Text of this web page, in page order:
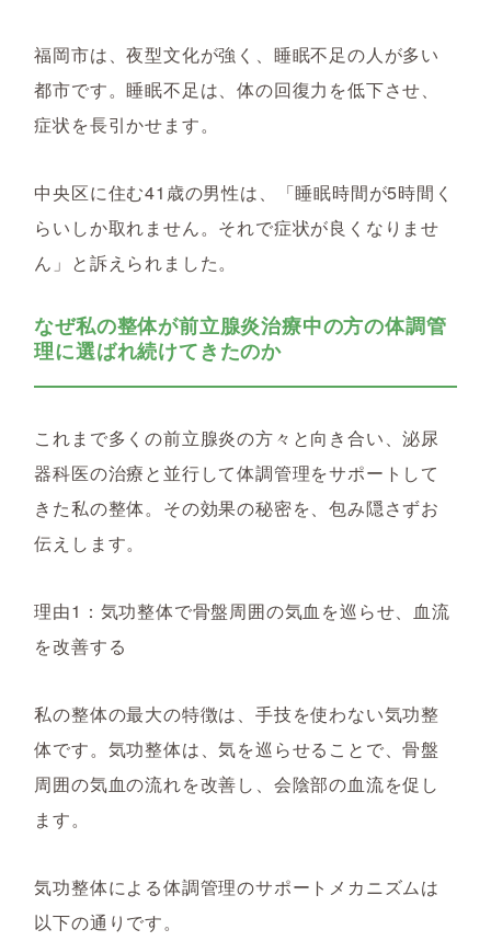
福岡市は、夜型文化が強く、睡眠不足の人が多い
都市です。睡眠不足は、体の回復力を低下させ、
症状を長引かせます。
中央区に住む41歳の男性は、「睡眠時間が5時間く
らいしか取れません。それで症状が良くなりませ
ん」と訴えられました。
なぜ私の整体が前立腺炎治療中の方の体調管
理に選ばれ続けてきたのか
これまで多くの前立腺炎の方々と向き合い、泌尿
器科医の治療と並行して体調管理をサポートして
きた私の整体。その効果の秘密を、包み隠さずお
伝えします。
理由1：気功整体で骨盤周囲の気血を巡らせ、血流
を改善する
私の整体の最大の特徴は、手技を使わない気功整
体です。気功整体は、気を巡らせることで、骨盤
周囲の気血の流れを改善し、会陰部の血流を促し
ます。
気功整体による体調管理のサポートメカニズムは
以下の通りです。